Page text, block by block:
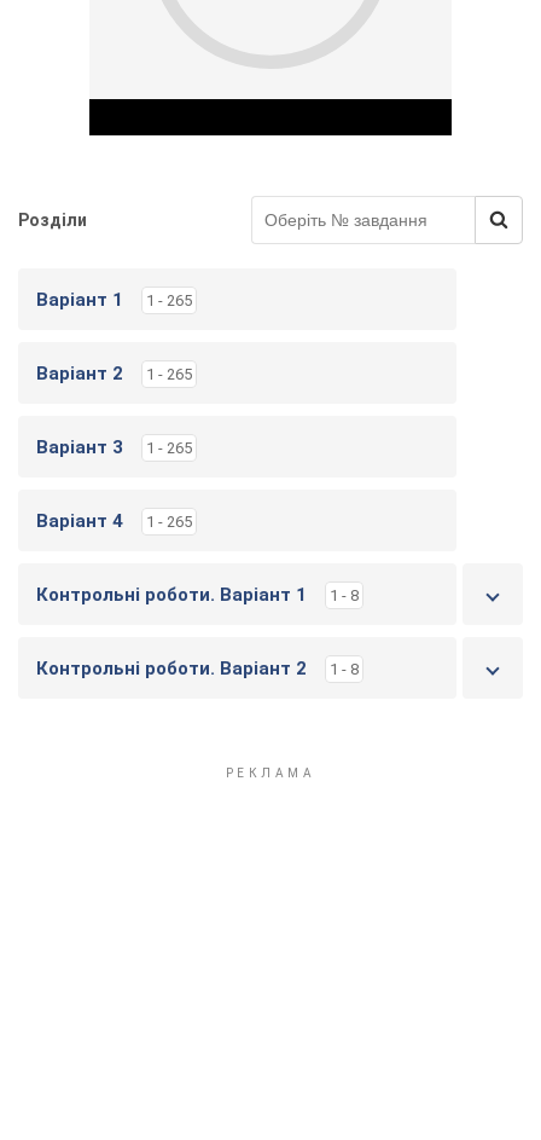
Розділи
Варіант 1 1 - 265
Варіант 2 1 - 265
Варіант 3 1 - 265
Варіант 4 1 - 265
Контрольні роботи. Варіант 1 1 - 8
Контрольні роботи. Варіант 2 1 - 8